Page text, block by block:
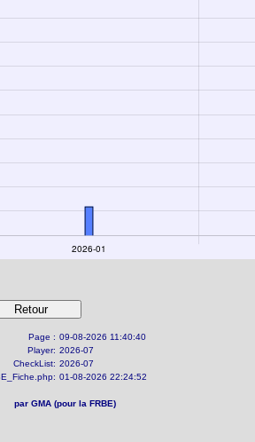
Page : 09-08-2026 11:40:40
Player: 2026-07
CheckList: 2026-07
01-08-2026 22:24:52
par GMA (pour la FRBE)